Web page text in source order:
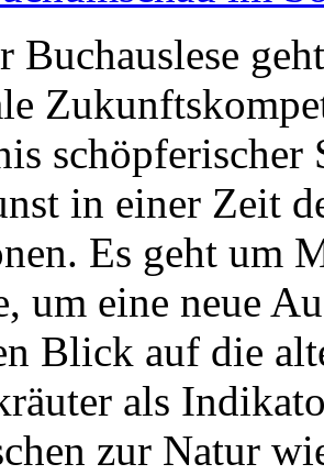
Buchauslese
schöpferischer
in einer Zeit
Es geht um
um eine neue
Blick auf die
als
zur Natur